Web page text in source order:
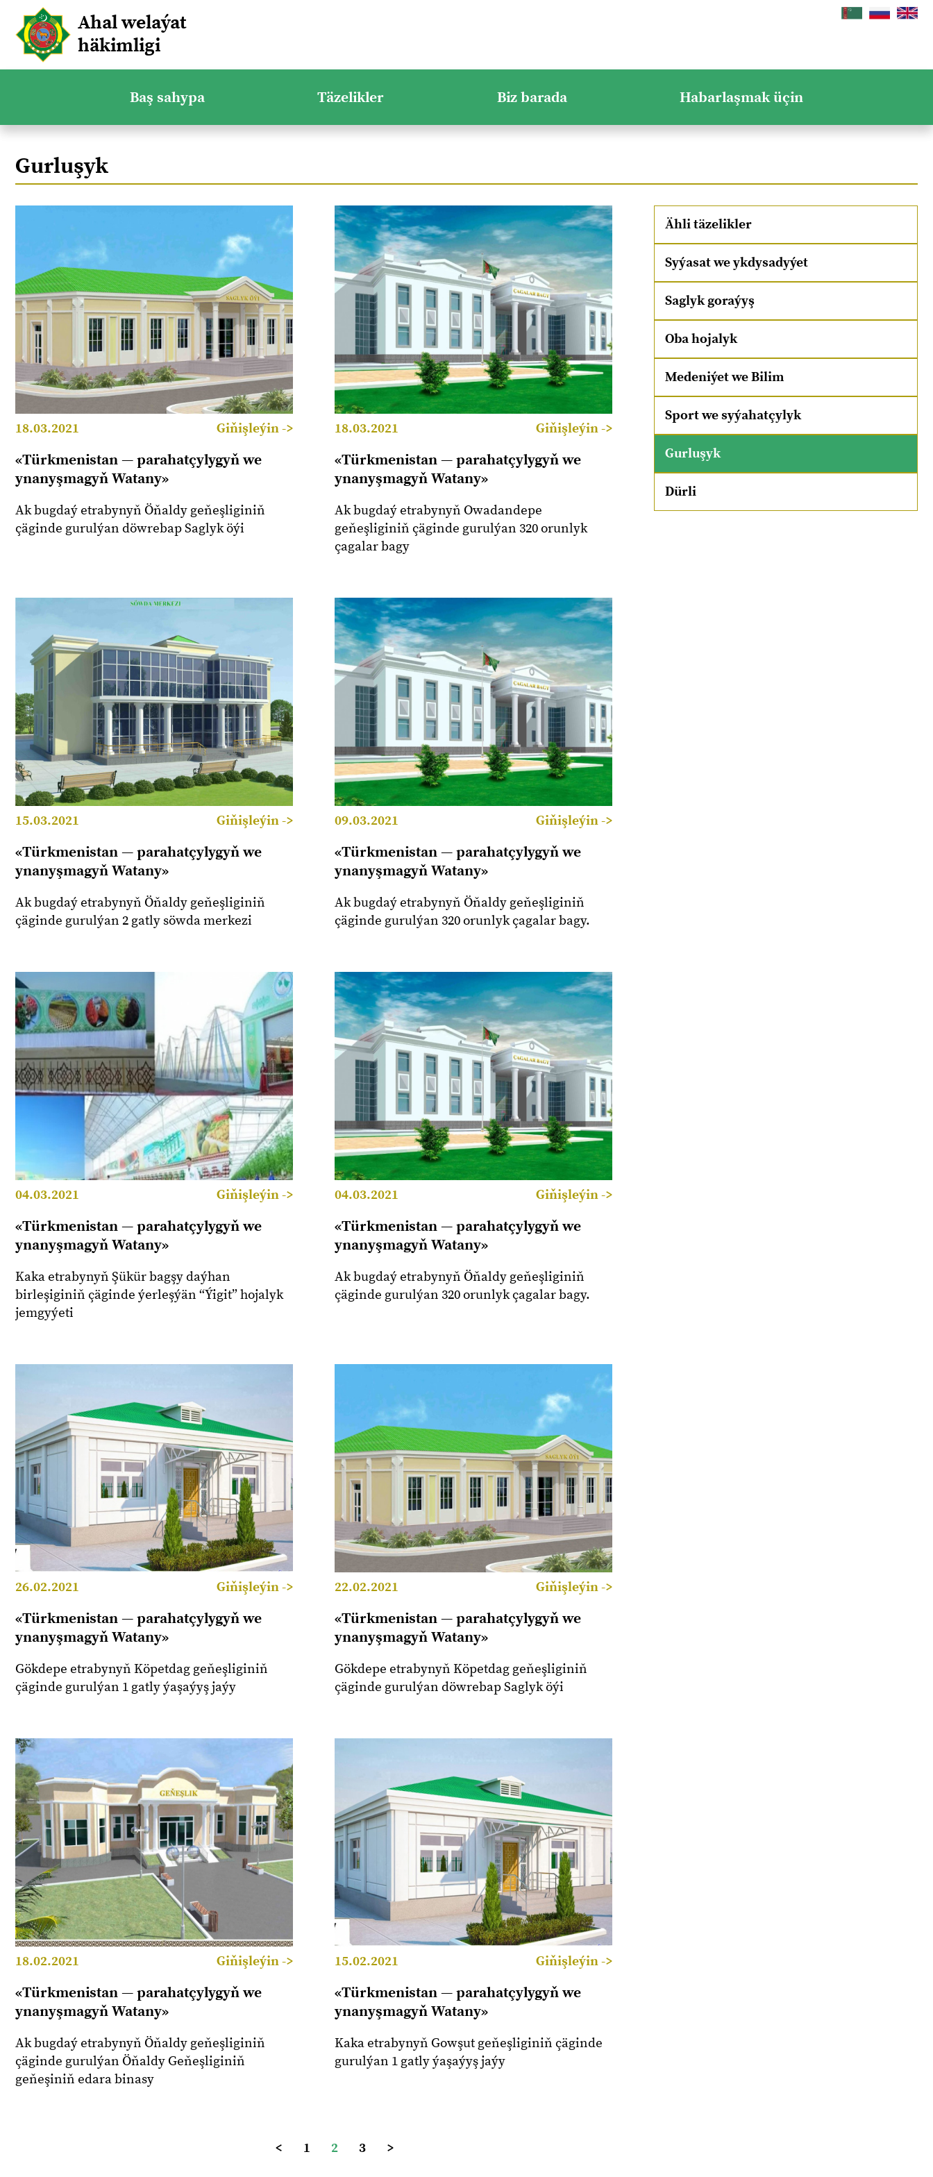
Ahal welaýat
häkimligi
Baş sahypa Täzelikler Biz barada Habarlaşmak üçin
Gurluşyk
18.03.2021 Giňişleýin ->
«Türkmenistan — parahatçylygyň we
ynanyşmagyň Watany»
Ak bugdaý etrabynyň Öňaldy geňeşliginiň
çäginde gurulýan döwrebap Saglyk öýi
18.03.2021 Giňişleýin ->
«Türkmenistan — parahatçylygyň we
ynanyşmagyň Watany»
Ak bugdaý etrabynyň Owadandepe
geňeşliginiň çäginde gurulýan 320 orunlyk
çagalar bagy
15.03.2021 Giňişleýin ->
«Türkmenistan — parahatçylygyň we
ynanyşmagyň Watany»
Ak bugdaý etrabynyň Öňaldy geňeşliginiň
çäginde gurulýan 2 gatly söwda merkezi
09.03.2021 Giňişleýin ->
«Türkmenistan — parahatçylygyň we
ynanyşmagyň Watany»
Ak bugdaý etrabynyň Öňaldy geňeşliginiň
çäginde gurulýan 320 orunlyk çagalar bagy.
04.03.2021 Giňişleýin ->
«Türkmenistan — parahatçylygyň we
ynanyşmagyň Watany»
Kaka etrabynyň Şükür bagşy daýhan
birleşiginiň çäginde ýerleşýän “Ýigit” hojalyk
jemgyýeti
04.03.2021 Giňişleýin ->
«Türkmenistan — parahatçylygyň we
ynanyşmagyň Watany»
Ak bugdaý etrabynyň Öňaldy geňeşliginiň
çäginde gurulýan 320 orunlyk çagalar bagy.
26.02.2021 Giňişleýin ->
«Türkmenistan — parahatçylygyň we
ynanyşmagyň Watany»
Gökdepe etrabynyň Köpetdag geňeşliginiň
çäginde gurulýan 1 gatly ýaşaýyş jaýy
22.02.2021 Giňişleýin ->
«Türkmenistan — parahatçylygyň we
ynanyşmagyň Watany»
Gökdepe etrabynyň Köpetdag geňeşliginiň
çäginde gurulýan döwrebap Saglyk öýi
18.02.2021 Giňişleýin ->
«Türkmenistan — parahatçylygyň we
ynanyşmagyň Watany»
Ak bugdaý etrabynyň Öňaldy geňeşliginiň
çäginde gurulýan Öňaldy Geňeşliginiň
geňeşiniň edara binasy
15.02.2021 Giňişleýin ->
«Türkmenistan — parahatçylygyň we
ynanyşmagyň Watany»
Kaka etrabynyň Gowşut geňeşliginiň çäginde
gurulýan 1 gatly ýaşaýyş jaýy
< 1 2 3 >
Ähli täzelikler
Syýasat we ykdysadyýet
Saglyk goraýyş
Oba hojalyk
Medeniýet we Bilim
Sport we syýahatçylyk
Gurluşyk
Dürli